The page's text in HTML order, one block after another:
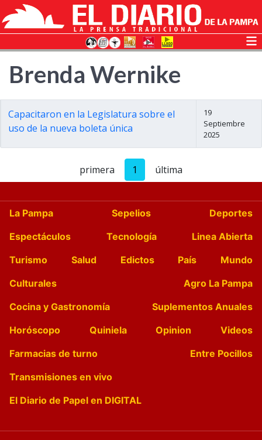
Brenda Wernike
Capacitaron en la Legislatura sobre el
uso de la nueva boleta única
19
Septiembre
2025
primera 1 última
La Pampa Sepelios
Deportes
Espectáculos
Tecnología
Linea Abierta
Turismo
Salud Edictos País
Mundo
Culturales
Agro La Pampa
Cocina y Gastronomía
Suplementos Anuales
Horóscopo
Quiniela Opinion
Videos
Farmacias de turno
Entre Pocillos
Transmisiones en vivo
El Diario de Papel en DIGITAL